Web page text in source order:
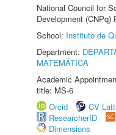
National Council for
Development (CNPq)
School: Instituto de
Department:
MATEMÁTICA
Academic
title: MS-6
Orcid
CV
ResearcherID
Dimensions